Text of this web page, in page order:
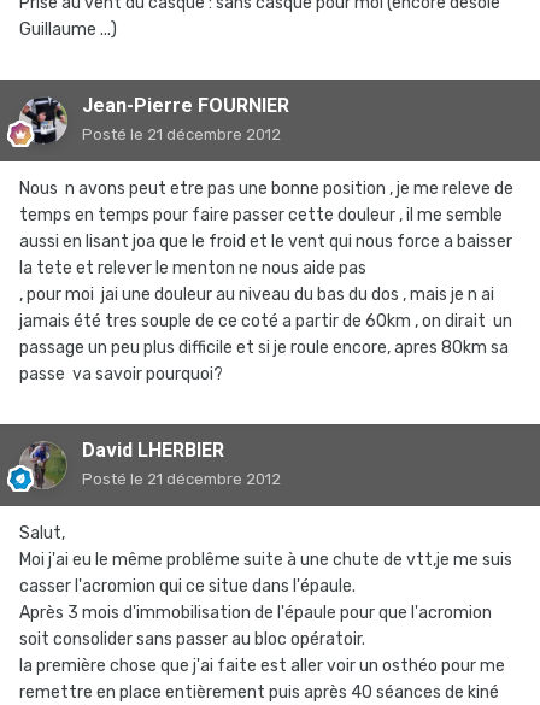
Guillaume ...)
Jean-Pierre FOURNIER
Posté le 21 décembre 2012
Nous n avons peut etre pas une bonne position , je me releve de
temps en temps pour faire passer cette douleur , il me semble
aussi en lisant joa que le froid et le vent qui nous force a baisser
la tete et relever le menton ne nous aide pas
, pour moi jai une douleur au niveau du bas du dos , mais je n ai
jamais été tres souple de ce coté a partir de 60km , on dirait un
passage un peu plus difficile et si je roule encore, apres 80km sa
passe va savoir pourquoi?
David LHERBIER
Posté le 21 décembre 2012
Salut,
Moi j'ai eu le même problême suite à une chute de vtt,je me suis
casser l'acromion qui ce situe dans l'épaule.
Après 3 mois d'immobilisation de l'épaule pour que l'acromion
soit consolider sans passer au bloc opératoir.
la première chose que j'ai faite est aller voir un osthéo pour me
remettre en place entièrement puis après 40 séances de kiné